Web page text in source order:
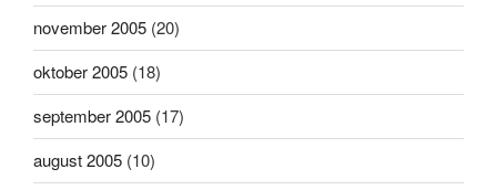
november 2005 (20)
oktober 2005 (18)
september 2005 (17)
august 2005 (10)